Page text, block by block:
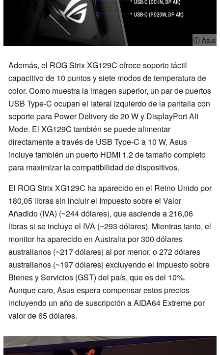
ⓘ Asus
Además, el ROG Strix XG129C ofrece soporte táctil
capacitivo de 10 puntos y siete modos de temperatura de
color. Como muestra la imagen superior, un par de puertos
USB Type-C ocupan el lateral izquierdo de la pantalla con
soporte para Power Delivery de 20 W y DisplayPort Alt
Mode. El XG129C también se puede alimentar
directamente a través de USB Type-C a 10 W. Asus
incluye también un puerto HDMI 1.2 de tamaño completo
para maximizar la compatibilidad de dispositivos.
El ROG Strix XG129C ha aparecido en el Reino Unido por
180,05 libras sin incluir el Impuesto sobre el Valor
Añadido (IVA) (~244 dólares), que asciende a 216,06
libras si se incluye el IVA (~293 dólares). Mientras tanto, el
monitor ha aparecido en Australia por 300 dólares
australianos (~217 dólares) al por menor, o 272 dólares
australianos (~197 dólares) excluyendo el Impuesto sobre
Bienes y Servicios (GST) del país, que es del 10%.
Aunque caro, Asus espera compensar estos precios
incluyendo un año de suscripción a AIDA64 Extreme por
valor de 65 dólares.